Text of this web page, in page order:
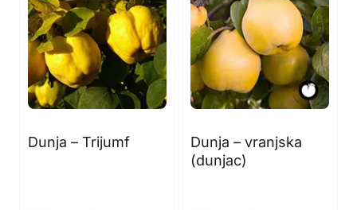
Dunja – Trijumf
Dunja – vranjska
(dunjac)